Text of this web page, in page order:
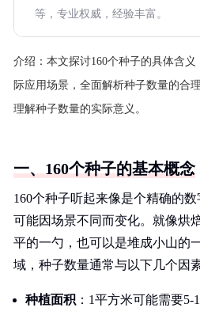
等，专业权威，经验丰富。
介绍： 本文探讨160个种子的具体含
际应用场景，全面解析种子数量的合
理解种子数量的实际意义。
一、160个种子的基本概念
160个种子听起来像是个精确的
可能因场景不同而变化。就像烘
平的一勺，也可以是堆成小山的
域，种子数量通常与以下几个因
种植面积 ：1平方米可能需要5-